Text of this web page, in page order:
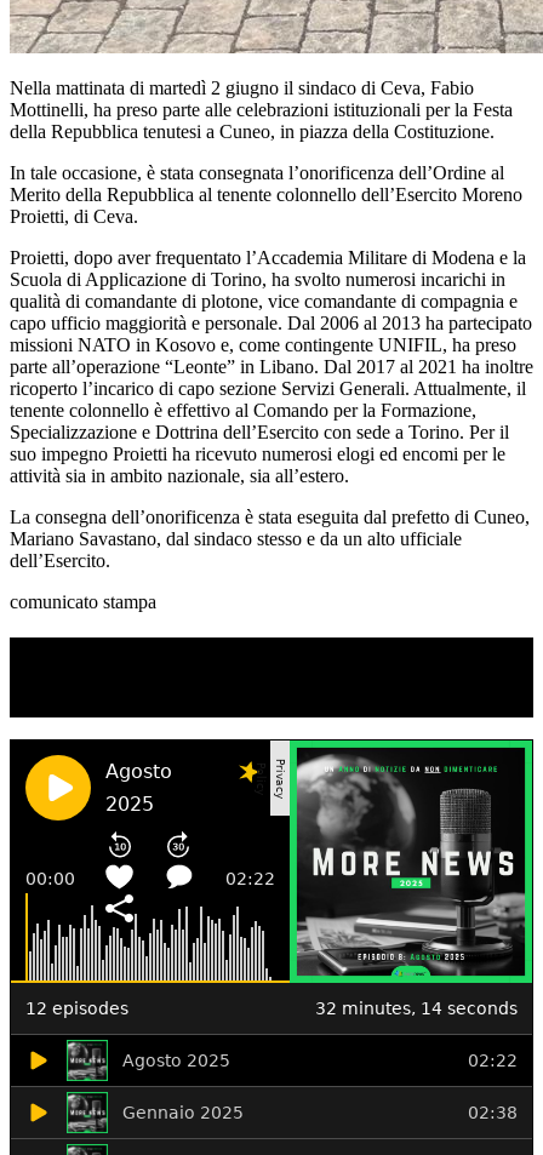
Nella mattinata di martedì 2 giugno il sindaco di Ceva, Fabio
Mottinelli, ha preso parte alle celebrazioni istituzionali per la Festa
della Repubblica tenutesi a Cuneo, in piazza della Costituzione.
In tale occasione, è stata consegnata l’onorificenza dell’Ordine al
Merito della Repubblica al tenente colonnello dell’Esercito Moreno
Proietti, di Ceva.
Proietti, dopo aver frequentato l’Accademia Militare di Modena e la
Scuola di Applicazione di Torino, ha svolto numerosi incarichi in
qualità di comandante di plotone, vice comandante di compagnia e
capo ufficio maggiorità e personale. Dal 2006 al 2013 ha partecipato
missioni NATO in Kosovo e, come contingente UNIFIL, ha preso
parte all’operazione “Leonte” in Libano. Dal 2017 al 2021 ha inoltre
ricoperto l’incarico di capo sezione Servizi Generali. Attualmente, il
tenente colonnello è effettivo al Comando per la Formazione,
Specializzazione e Dottrina dell’Esercito con sede a Torino. Per il
suo impegno Proietti ha ricevuto numerosi elogi ed encomi per le
attività sia in ambito nazionale, sia all’estero.
La consegna dell’onorificenza è stata eseguita dal prefetto di Cuneo,
Mariano Savastano, dal sindaco stesso e da un alto ufficiale
dell’Esercito.
comunicato stampa